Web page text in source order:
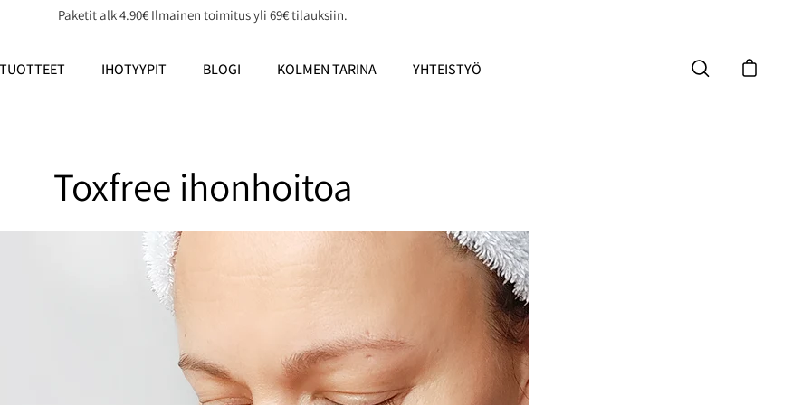
Paketit alk 4.90€ Ilmainen toimitus yli 69€ tilauksiin.
TUOTTEET IHOTYYPIT BLOGI KOLMEN TARINA YHTEISTYÖ
Avaa hakupalkki
Avaa
Toxfree ihonhoitoa